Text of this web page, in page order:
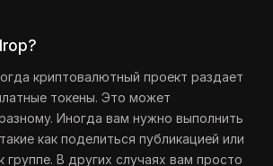
криптовалютный проект раздает
токены. Это может
Иногда вам нужно выполнить
как поделиться публикацией или
группе. В других случаях вам просто